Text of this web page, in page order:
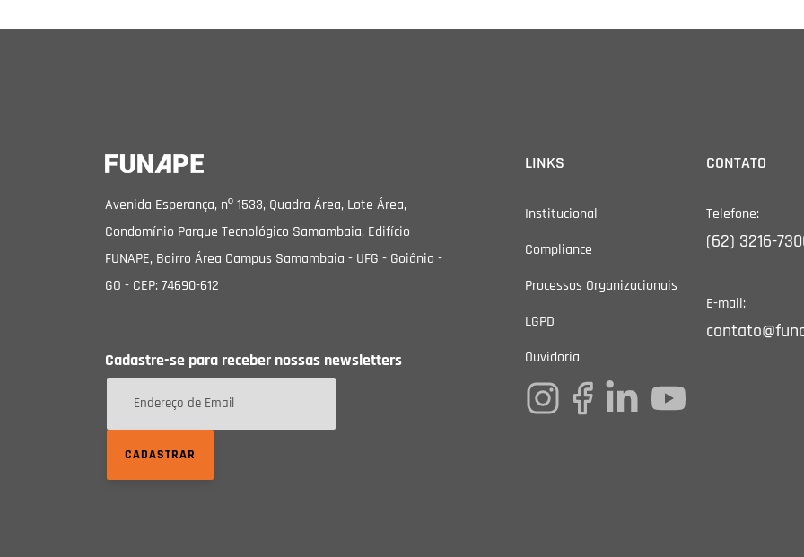
Avenida Esperança, nº 1533, Quadra Área, Lote Área,
Condomínio Parque Tecnológico Samambaia, Edifício
FUNAPE, Bairro Área Campus Samambaia - UFG - Goiânia -
GO - CEP: 74690-612
Cadastre-se para receber nossas newsletters
CADASTRAR
LINKS
Institucional
Compliance
Processos Organizacionais
LGPD
Ouvidoria
CONTATO
Telefone:
(62) 3216-
E-mail: